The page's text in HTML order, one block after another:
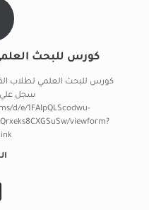
كورس للبحث
كورس للبحث العلمي لطلاب
سجل علي
d/e/1FAIpQLScodwu-
viewform?